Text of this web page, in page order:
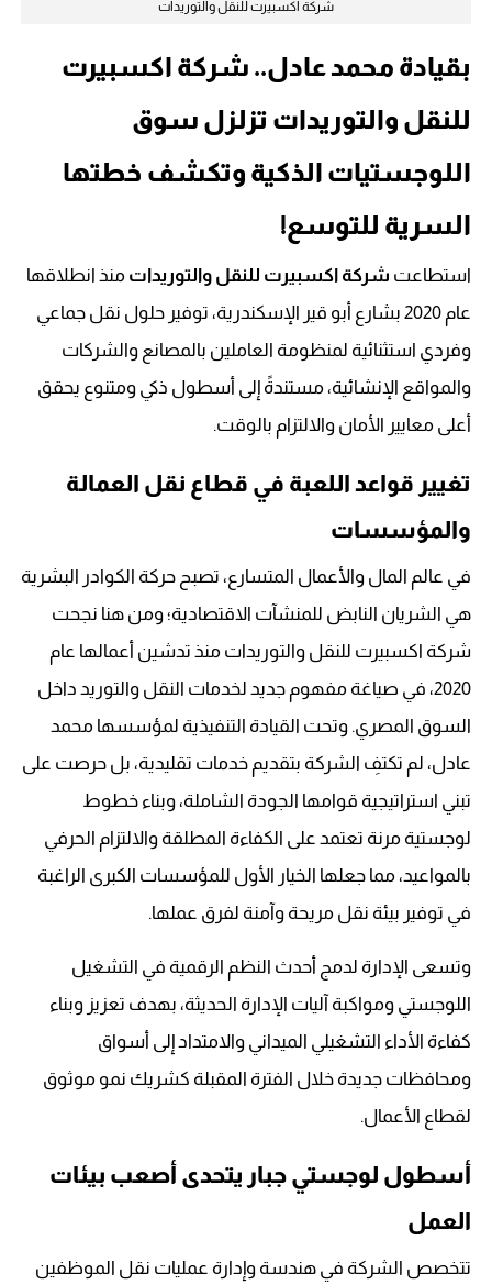
شركة اكسبيرت للنقل والتوريدات
بقيادة محمد عادل.. شركة اكسبيرت
للنقل والتوريدات تزلزل سوق
اللوجستيات الذكية وتكشف خطتها
السرية للتوسع!
استطاعت شركة اكسبيرت للنقل والتوريدات منذ انطلاقها
عام 2020 بشارع أبو قير الإسكندرية، توفير حلول نقل جماعي
وفردي استثنائية لمنظومة العاملين بالمصانع والشركات
والمواقع الإنشائية، مستندةً إلى أسطول ذكي ومتنوع يحقق
أعلى معايير الأمان والالتزام بالوقت.
تغيير قواعد اللعبة في قطاع نقل العمالة
والمؤسسات
في عالم المال والأعمال المتسارع، تصبح حركة الكوادر البشرية
هي الشريان النابض للمنشآت الاقتصادية؛ ومن هنا نجحت
شركة اكسبيرت للنقل والتوريدات منذ تدشين أعمالها عام
2020، في صياغة مفهوم جديد لخدمات النقل والتوريد داخل
السوق المصري. وتحت القيادة التنفيذية لمؤسسها محمد
عادل، لم تكتفِ الشركة بتقديم خدمات تقليدية، بل حرصت على
تبني استراتيجية قوامها الجودة الشاملة، وبناء خطوط
لوجستية مرنة تعتمد على الكفاءة المطلقة والالتزام الحرفي
بالمواعيد، مما جعلها الخيار الأول للمؤسسات الكبرى الراغبة
في توفير بيئة نقل مريحة وآمنة لفرق عملها.
وتسعى الإدارة لدمج أحدث النظم الرقمية في التشغيل
اللوجستي ومواكبة آليات الإدارة الحديثة، بهدف تعزيز وبناء
كفاءة الأداء التشغيلي الميداني والامتداد إلى أسواق
ومحافظات جديدة خلال الفترة المقبلة كشريك نمو موثوق
لقطاع الأعمال.
أسطول لوجستي جبار يتحدى أصعب بيئات
العمل
تتخصص الشركة في هندسة وإدارة عمليات نقل الموظفين